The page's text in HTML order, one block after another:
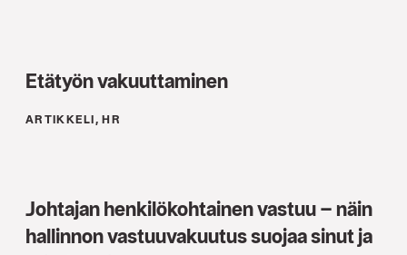
Etätyön vakuuttaminen
ARTIKKELI, HR
Johtajan henkilökohtainen vastuu – näin
hallinnon vastuuvakuutus suojaa sinut ja